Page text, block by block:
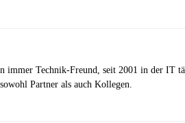
immer Technik-Freund, seit 2001 in der IT
Partner als auch Kollegen.